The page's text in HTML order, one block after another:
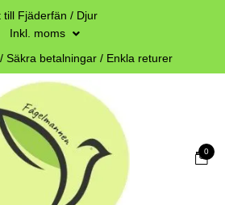
till Fjäderfän / Djur
Inkl. moms
Säkra betalningar / Enkla returer
0